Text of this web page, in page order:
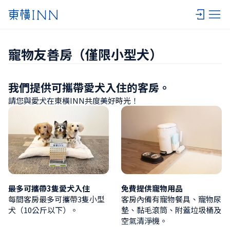
寵物友善房（僅限小型犬）
我們提供可攜帶愛犬入住的客房。
請您與愛犬在東橫INN共度美好時光！
最多可攜帶3隻愛犬入住
每間客房最多可攜帶3隻小型
犬（10公斤以下）。
免費提供寵物用品
客房內備有寵物餐具、寵物尿
墊、黏毛滾筒、附蓋垃圾桶及
空氣清淨機。